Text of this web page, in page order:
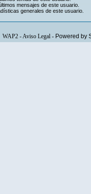
mensajes de este usuario.
generales de este usuario.
WAP2-Aviso Legal- Powered by